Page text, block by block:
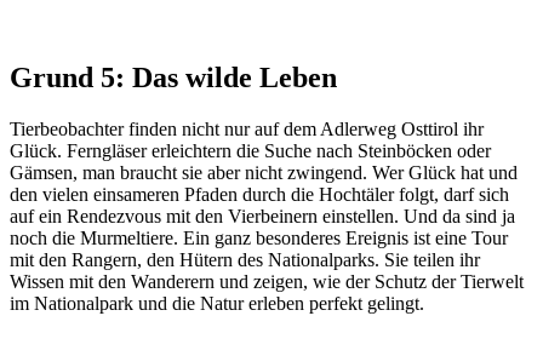
Grund 5: Das wilde Leben
Tierbeobachter finden nicht nur auf dem Adlerweg Osttirol ihr
Glück. Ferngläser erleichtern die Suche nach Steinböcken oder
Gämsen, man braucht sie aber nicht zwingend. Wer Glück hat und
den vielen einsameren Pfaden durch die Hochtäler folgt, darf sich
auf ein Rendezvous mit den Vierbeinern einstellen. Und da sind ja
noch die Murmeltiere. Ein ganz besonderes Ereignis ist eine Tour
mit den Rangern, den Hütern des Nationalparks. Sie teilen ihr
Wissen mit den Wanderern und zeigen, wie der Schutz der Tierwelt
im Nationalpark und die Natur erleben perfekt gelingt.